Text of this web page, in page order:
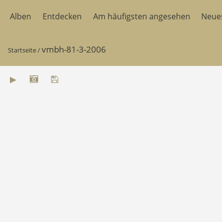
Alben Entdecken Am häufigsten angesehen
Startseite/vmbh-81-3-2006